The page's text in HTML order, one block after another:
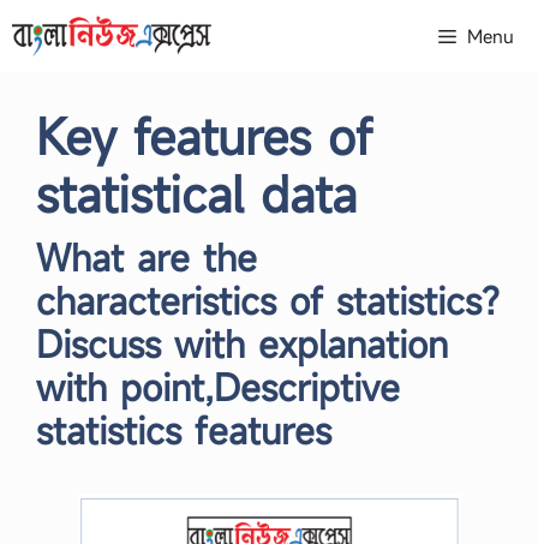
to
Menu
Key features of
statistical data
What are the
characteristics of statistics?
Discuss with explanation
with point,Descriptive
statistics features